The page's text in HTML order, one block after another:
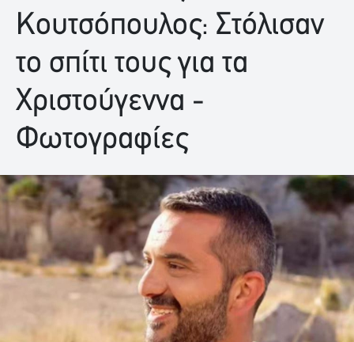
Κουτσόπουλος: Στόλισαν
το σπίτι τους για τα
Χριστούγεννα -
Φωτογραφίες